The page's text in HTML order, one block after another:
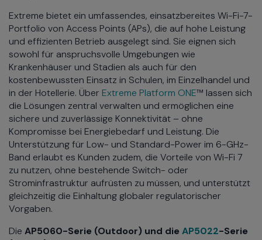
Extreme bietet ein umfassendes, einsatzbereites Wi-Fi-7-
Portfolio von Access Points (APs), die auf hohe Leistung
und effizienten Betrieb ausgelegt sind. Sie eignen sich
sowohl für anspruchsvolle Umgebungen wie
Krankenhäuser und Stadien als auch für den
kostenbewussten Einsatz in Schulen, im Einzelhandel und
in der Hotellerie. Über Extreme Platform ONE™ lassen sich
die Lösungen zentral verwalten und ermöglichen eine
sichere und zuverlässige Konnektivität – ohne
Kompromisse bei Energiebedarf und Leistung. Die
Unterstützung für Low- und Standard-Power im 6-GHz-
Band erlaubt es Kunden zudem, die Vorteile von Wi-Fi 7
zu nutzen, ohne bestehende Switch- oder
Strominfrastruktur aufrüsten zu müssen, und unterstützt
gleichzeitig die Einhaltung globaler regulatorischer
Vorgaben.
Die AP5060-Serie (Outdoor) und die AP5022-Serie